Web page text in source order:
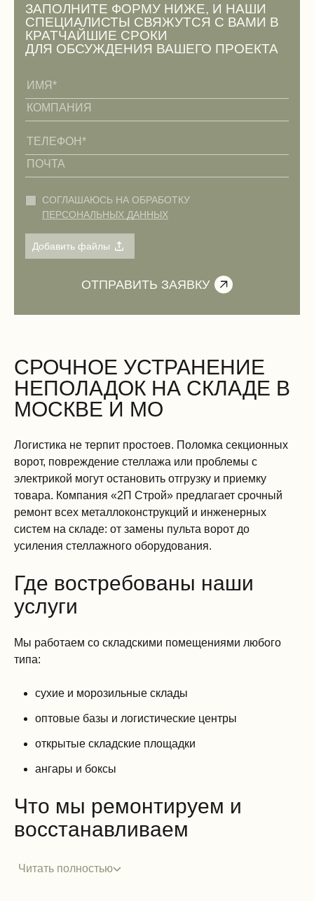
ЗАПОЛНИТЕ ФОРМУ НИЖЕ, И НАШИ
СПЕЦИАЛИСТЫ СВЯЖУТСЯ С ВАМИ В
КРАТЧАЙШИЕ СРОКИ
ДЛЯ ОБСУЖДЕНИЯ ВАШЕГО ПРОЕКТА
СОГЛАШАЮСЬ НА ОБРАБОТКУ
ПЕРСОНАЛЬНЫХ ДАННЫХ
СРОЧНОЕ УСТРАНЕНИЕ
НЕПОЛАДОК НА СКЛАДЕ В
МОСКВЕ И МО
Логистика не терпит простоев. Поломка секционных
ворот, повреждение стеллажа или проблемы с
электрикой могут остановить отгрузку и приемку
товара. Компания «2П Строй» предлагает срочный
ремонт всех металлоконструкций и инженерных
систем на складе: от замены пульта ворот до
усиления стеллажного оборудования.
Где востребованы наши
услуги
Мы работаем со складскими помещениями любого
типа:
сухие и морозильные склады
оптовые базы и логистические центры
открытые складские площадки
ангары и боксы
Что мы ремонтируем и
восстанавливаем
Читать полностью